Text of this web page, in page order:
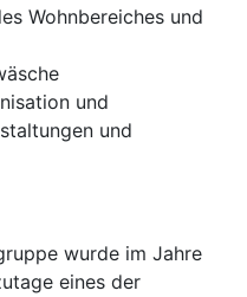
Wohnbereiches und
und
und
wurde im Jahre
eines der